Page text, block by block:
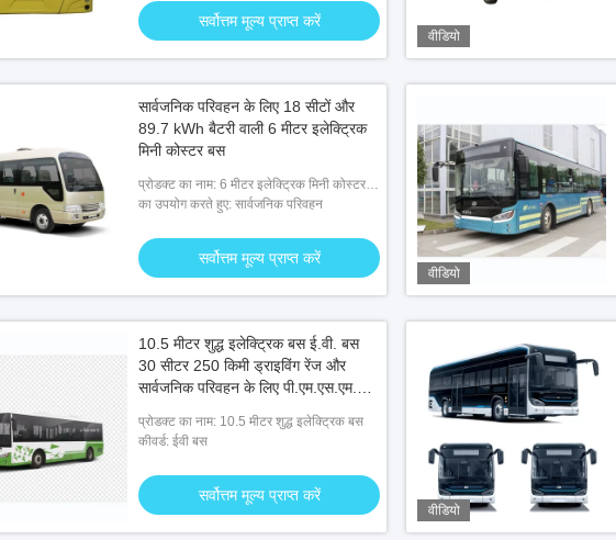
सर्वोत्तम मूल्य प्राप्त करें
वीडियो
सार्वजनिक परिवहन के लिए 18 सीटों और
89.7 kWh बैटरी वाली 6 मीटर इलेक्ट्रिक
मिनी कोस्टर बस
प्रोडक्ट का नाम: 6 मीटर इलेक्ट्रिक मिनी कोस्टर
बस
का उपयोग करते हुए: सार्वजनिक परिवहन
सर्वोत्तम मूल्य प्राप्त करें
वीडियो
10.5 मीटर शुद्ध इलेक्ट्रिक बस ई.वी. बस
30 सीटर 250 किमी ड्राइविंग रेंज और
सार्वजनिक परिवहन के लिए पी.एम.एस.एम.
प्रोडक्ट का नाम: 10.5 मीटर शुद्ध इलेक्ट्रिक बस
कीवर्ड: ईवी बस
सर्वोत्तम मूल्य प्राप्त करें
वीडियो